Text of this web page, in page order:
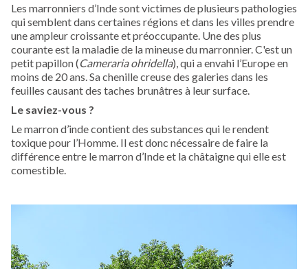
Les marronniers d’Inde sont victimes de plusieurs pathologies
qui semblent dans certaines régions et dans les villes prendre
une ampleur croissante et préoccupante. Une des plus
courante est la maladie de la mineuse du marronnier. C'est un
petit papillon (Cameraria ohridella), qui a envahi l’Europe en
moins de 20 ans. Sa chenille creuse des galeries dans les
feuilles causant des taches brunâtres à leur surface.
Le saviez-vous ?
Le marron d’inde contient des substances qui le rendent
toxique pour l’Homme. Il est donc nécessaire de faire la
différence entre le marron d’Inde et la châtaigne qui elle est
comestible.